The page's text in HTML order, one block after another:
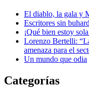
El diablo, la gala y
Escritores sin
¡Qué bien estoy
Lorenzo Bertelli:
amenaza para el
Un mundo que odia
Categorías